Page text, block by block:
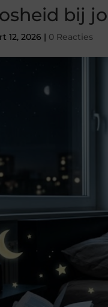
bij
12, 2026 | 0 Reacties